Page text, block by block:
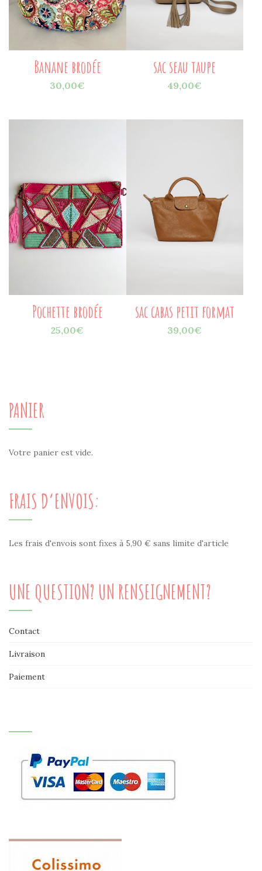
Banane brodée
30,00€
sac seau taupe
49,00€
Pochette brodée
25,00€
sac cabas petit format
39,00€
PANIER
Votre panier est vide.
FRAIS D’ENVOIS:
Les frais d'envois sont fixes à 5,90 € sans limite d'article
UNE QUESTION? UN RENSEIGNEMENT?
Contact
Livraison
Paiement